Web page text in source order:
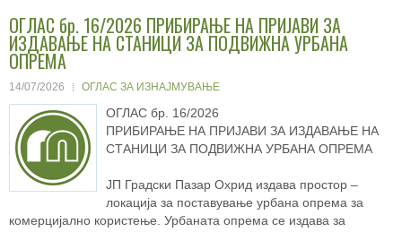
ОГЛАС бр. 16/2026 ПРИБИРАЊЕ НА ПРИЈАВИ ЗА
ИЗДАВАЊЕ НА СТАНИЦИ ЗА ПОДВИЖНА УРБАНА
ОПРЕМА
14/07/2026 ОГЛАС ЗА ИЗНАЈМУВАЊЕ
ОГЛАС бр. 16/2026
ПРИБИРАЊЕ НА ПРИЈАВИ ЗА ИЗДАВАЊЕ НА
СТАНИЦИ ЗА ПОДВИЖНА УРБАНА ОПРЕМА
ЈП Градски Пазар Охрид издава простор –
локација за поставување урбана опрема за
комерцијално користење. Урбаната опрема се издава за